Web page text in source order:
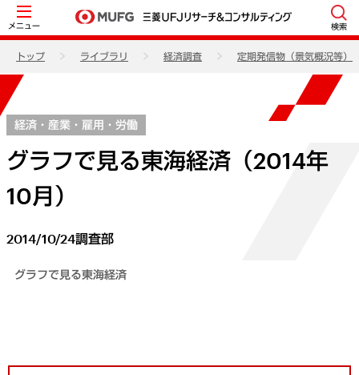
メニュー 検索
トップ ライブラリ 経済調査 定期発信物（景気概況等）
経済・産業・雇用・労働
グラフで見る東海経済（2014年
10月）
2014/10/24調査部
グラフで見る東海経済